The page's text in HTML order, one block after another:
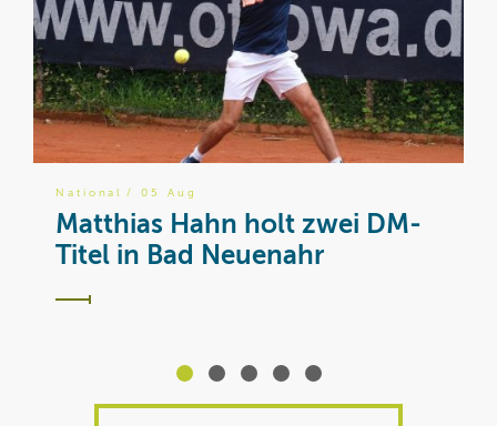
National / 05 Aug
Matthias Hahn holt zwei DM-
Titel in Bad Neuenahr